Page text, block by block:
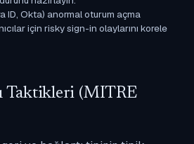
ID, Okta) anormal oturum açma
için risky sign-in olaylarını korele
Taktikleri (MITRE